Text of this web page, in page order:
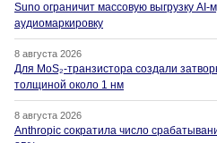
Suno ограничит массовую выгрузку AI-
аудиомаркировку
8 августа 2026
Для MoS₂-транзистора создали
толщиной около 1 нм
8 августа 2026
Anthropic сократила число